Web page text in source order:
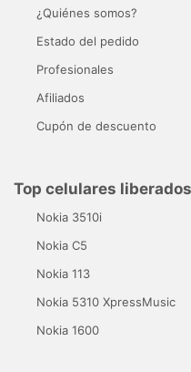
¿Quiénes somos?
Estado del pedido
Profesionales
Afiliados
Cupón de descuento
Top celulares liberados
Nokia 3510i
Nokia C5
Nokia 113
Nokia 5310 XpressMusic
Nokia 1600